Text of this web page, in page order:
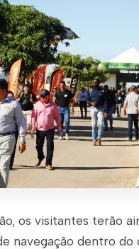
os visitantes terão
navegação dentro